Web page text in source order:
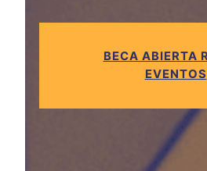
BECA ABIERTA
EVENTOS